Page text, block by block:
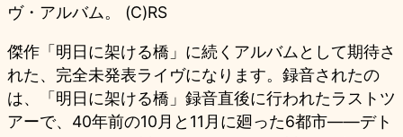
ヴ・アルバム。 (C)RS
傑作「明日に架ける橋」に続くアルバムとして期待さ
れた、完全未発表ライヴになります。録音されたの
は、「明日に架ける橋」録音直後に行われたラストツ
アーで、40年前の10月と11月に廻った6都市――デト